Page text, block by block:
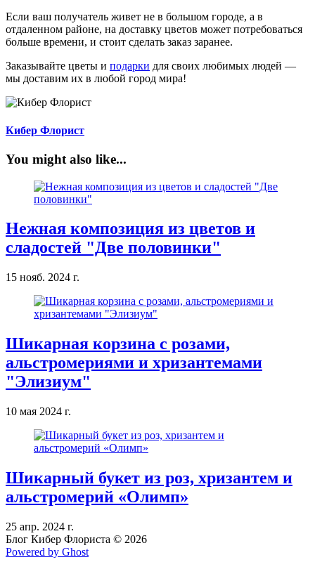
Если ваш получатель живет не в большом городе, а в
отдаленном районе, на доставку цветов может потребоваться
больше времени, и стоит сделать заказ заранее.
Заказывайте цветы и подарки для своих любимых людей —
мы доставим их в любой город мира!
Кибер Флорист
You might also like...
Нежная композиция из цветов и
сладостей "Две половинки"
15 нояб. 2024 г.
Шикарная корзина с розами,
альстромериями и хризантемами
"Элизиум"
10 мая 2024 г.
Шикарный букет из роз, хризантем и
альстромерий «Олимп»
25 апр. 2024 г.
Блог Кибер Флориста © 2026
Powered by Ghost